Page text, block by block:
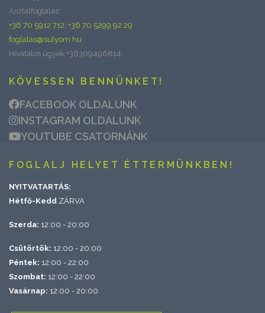
Asztalfoglalás:
+36 70 5912 712; +36 70 5299 92 29
foglalas@sulyom.hu
Hivatalos ügyek:+36309496814
KÖVESSEN BENNÜNKET!
FACEBOOK OLDALUNK
INSTAGRAM OLDALUNK
YOUTUBE CSATORNÁNK
FOGLALJ HELYET ÉTTERMÜNKBEN!
NYITVATARTÁS:
Hétfő-Kedd ZÁRVA
Szerda: 12:00 - 20:00
Csütörtök: 12:00 - 20:00
Péntek: 12:00 - 22:00
Szombat: 12:00 - 22:00
Vasárnap: 12:00 - 20:00